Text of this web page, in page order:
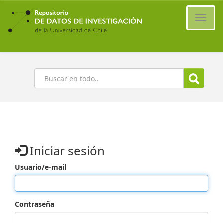
Ir
contenido
principal
Buscar
Iniciar sesión
Usuario/e-mail
Contraseña